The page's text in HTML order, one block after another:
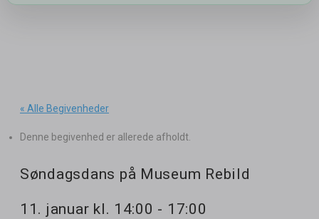
« Alle Begivenheder
Denne begivenhed er allerede afholdt.
Søndagsdans på Museum Rebild
11. januar kl. 14:00 - 17:00